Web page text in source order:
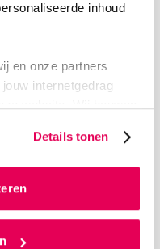
inhoud
en onze partners
internetgedrag
jouw voorkeuren. Ook
geef je ons
media en
Details tonen